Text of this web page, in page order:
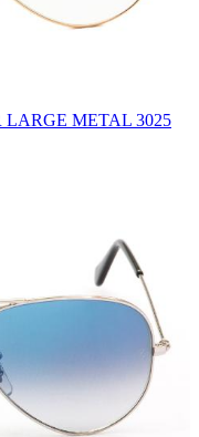
METAL 3025